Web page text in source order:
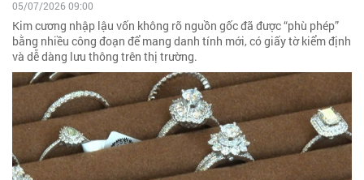
05/07/2026 09:00
Kim cương nhập lậu vốn không rõ nguồn gốc đã được “phù phép”
bằng nhiều công đoạn để mang danh tính mới, có giấy tờ kiểm định
và dễ dàng lưu thông trên thị trường.